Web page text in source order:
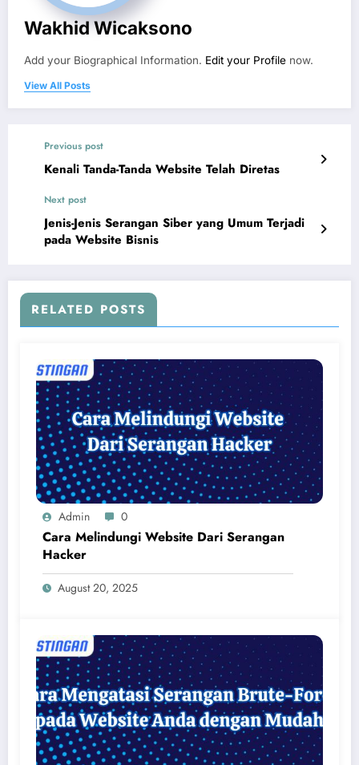
Wakhid Wicaksono
Add your Biographical Information. Edit your Profile now.
View All Posts
Previous post
Kenali Tanda-Tanda Website Telah Diretas
Next post
Jenis-Jenis Serangan Siber yang Umum Terjadi
pada Website Bisnis
RELATED POSTS
Admin 0
Cara Melindungi Website Dari Serangan
Hacker
August 20, 2025